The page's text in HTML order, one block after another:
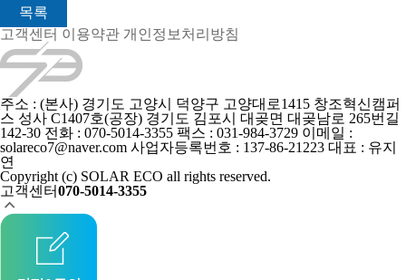
목록
고객센터 이용약관 개인정보처리방침
주소 : (본사) 경기도 고양시 덕양구 고양대로1415 창조혁신캠퍼
스 성사 C1407호(공장) 경기도 김포시 대곶면 대곶남로 265번길
142-30 전화 : 070-5014-3355 팩스 : 031-984-3729 이메일 :
solareco7@naver.com 사업자등록번호 : 137-86-21223 대표 : 유지
연
Copyright (c) SOLAR ECO all rights reserved.
고객센터070-5014-3355